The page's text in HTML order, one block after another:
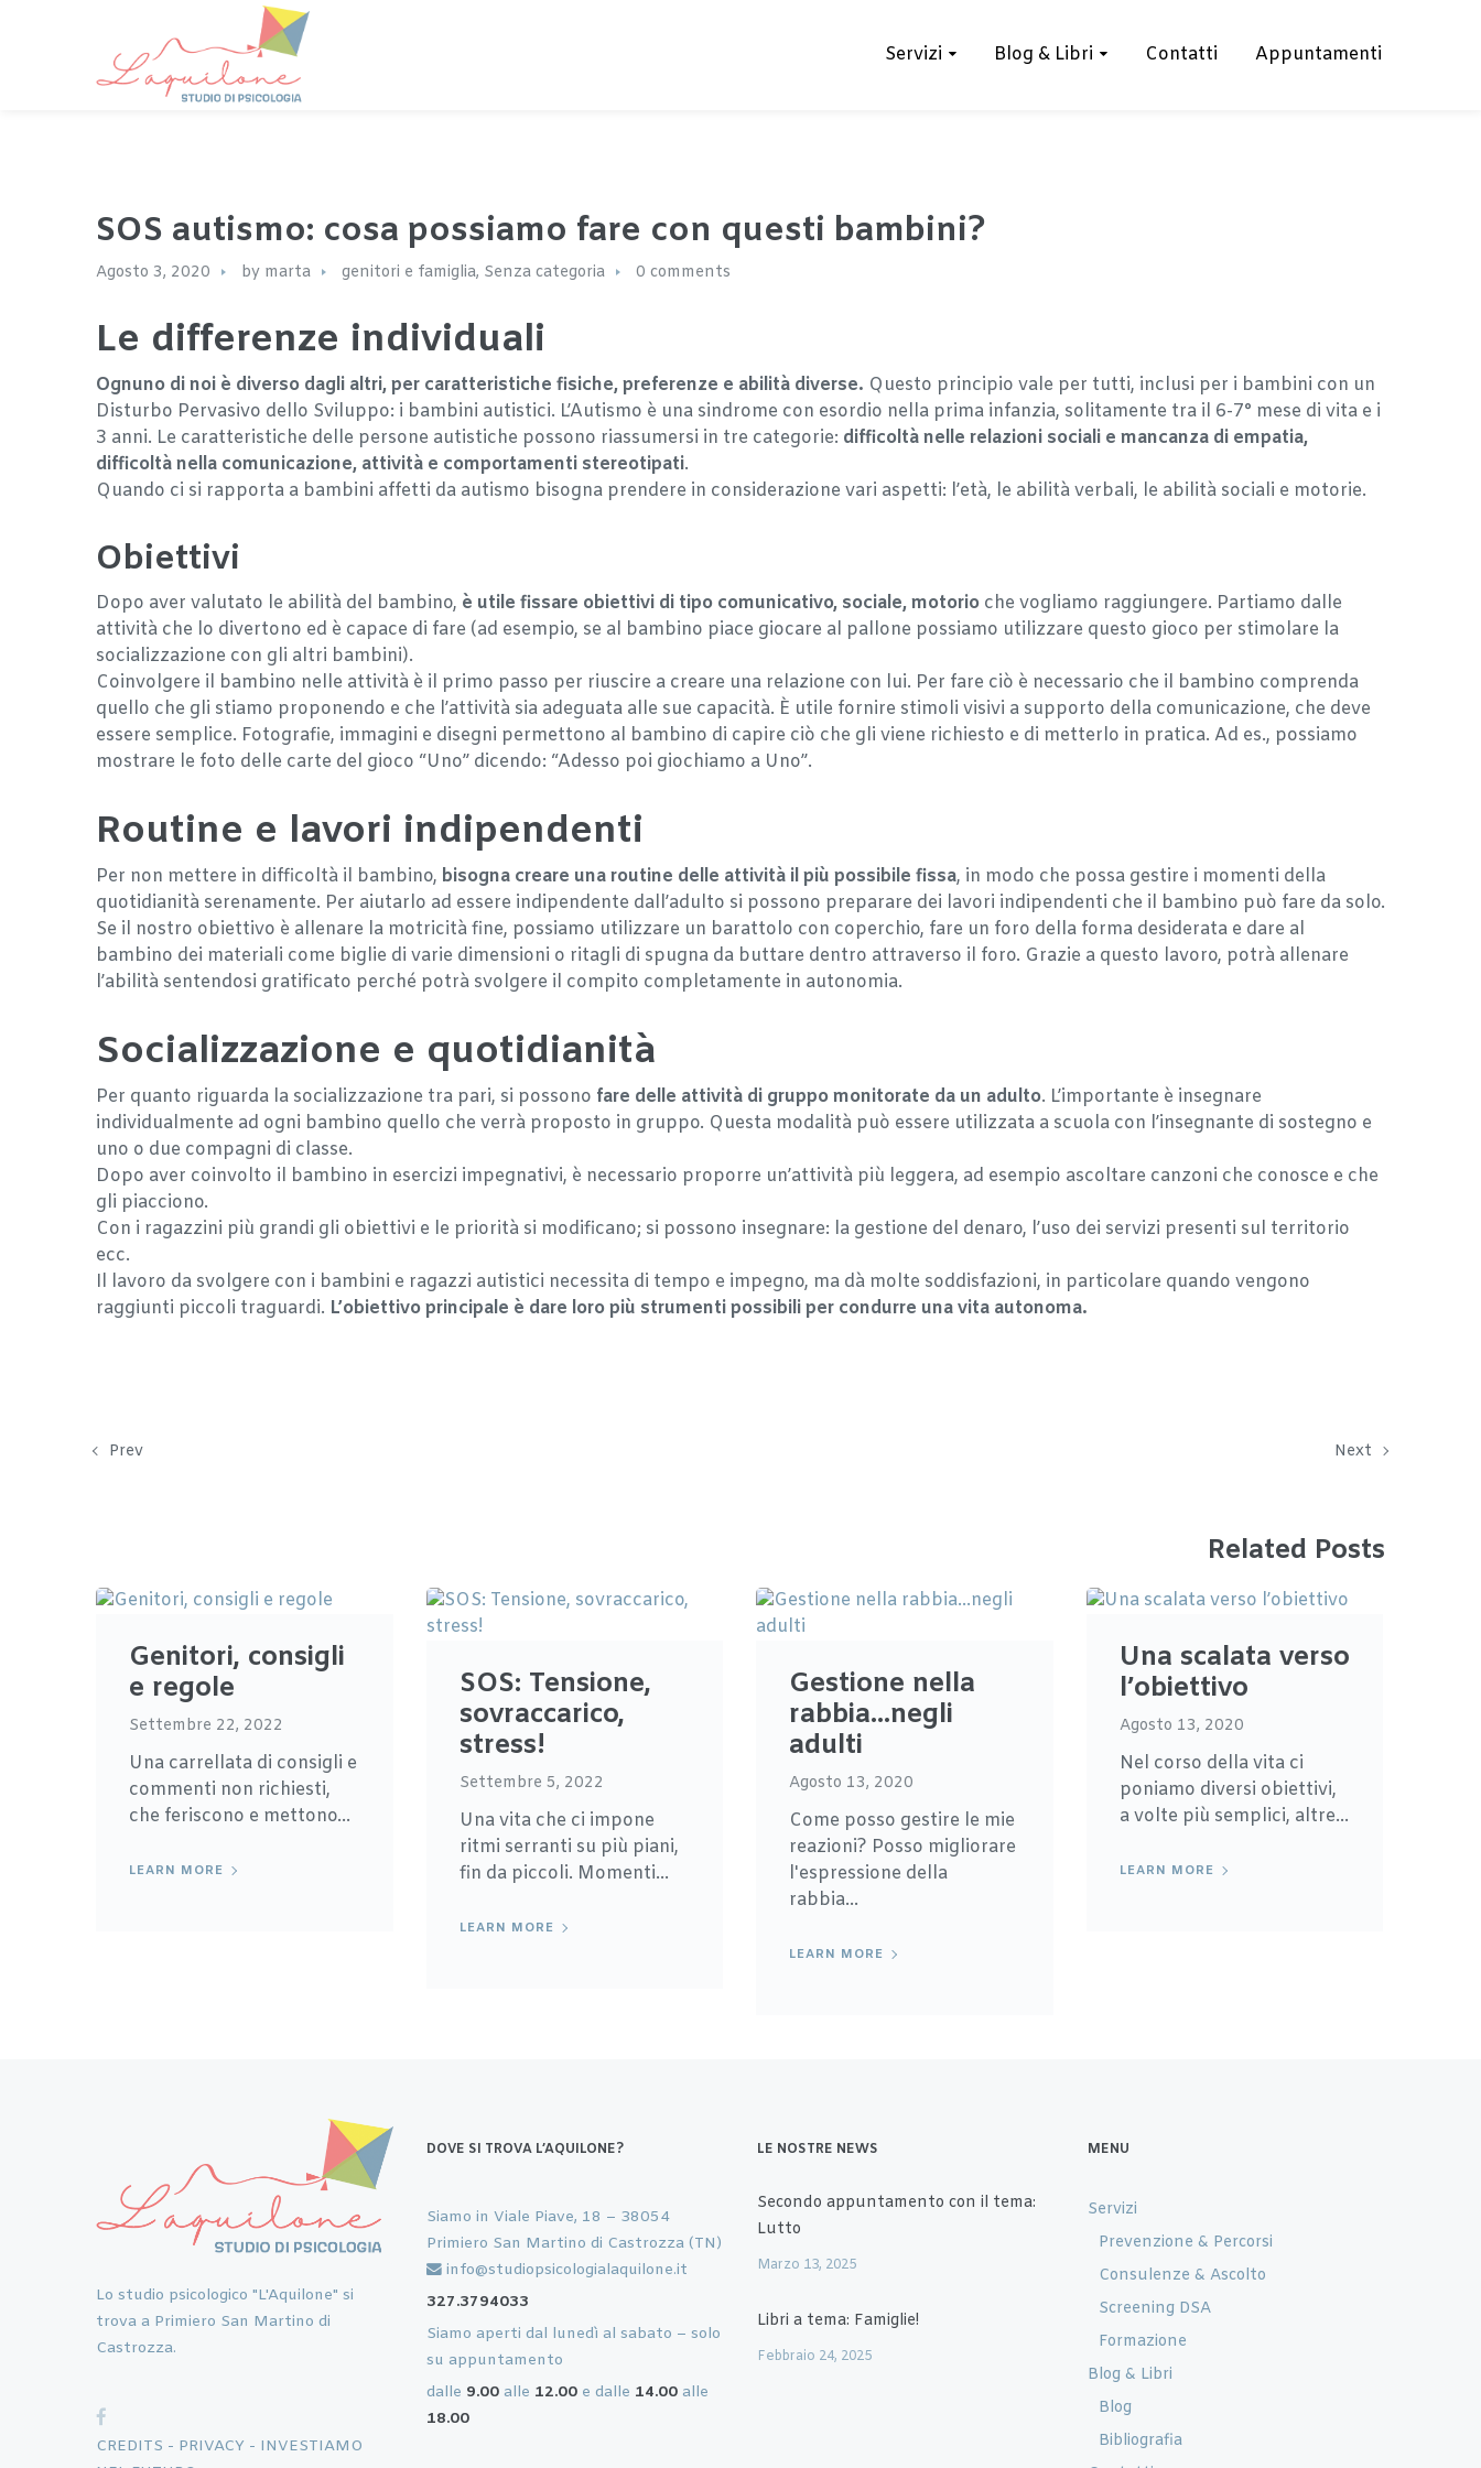
Servizi Blog & Libri Contatti Appuntamenti
SOS autismo: cosa possiamo fare con questi bambini?
Agosto 3, 2020 by marta genitori e famiglia, Senza categoria 0 comments
Le differenze individuali
Ognuno di noi è diverso dagli altri, per caratteristiche fisiche, preferenze e abilità diverse. Questo principio vale per tutti, inclusi per i bambini con un
Disturbo Pervasivo dello Sviluppo: i bambini autistici. L’Autismo è una sindrome con esordio nella prima infanzia, solitamente tra il 6-7° mese di vita e i
3 anni. Le caratteristiche delle persone autistiche possono riassumersi in tre categorie: difficoltà nelle relazioni sociali e mancanza di empatia,
difficoltà nella comunicazione, attività e comportamenti stereotipati.
Quando ci si rapporta a bambini affetti da autismo bisogna prendere in considerazione vari aspetti: l’età, le abilità verbali, le abilità sociali e motorie.
Obiettivi
Dopo aver valutato le abilità del bambino, è utile fissare obiettivi di tipo comunicativo, sociale, motorio che vogliamo raggiungere. Partiamo dalle
attività che lo divertono ed è capace di fare (ad esempio, se al bambino piace giocare al pallone possiamo utilizzare questo gioco per stimolare la
socializzazione con gli altri bambini).
Coinvolgere il bambino nelle attività è il primo passo per riuscire a creare una relazione con lui. Per fare ciò è necessario che il bambino comprenda
quello che gli stiamo proponendo e che l’attività sia adeguata alle sue capacità. È utile fornire stimoli visivi a supporto della comunicazione, che deve
essere semplice. Fotografie, immagini e disegni permettono al bambino di capire ciò che gli viene richiesto e di metterlo in pratica. Ad es., possiamo
mostrare le foto delle carte del gioco “Uno” dicendo: “Adesso poi giochiamo a Uno”.
Routine e lavori indipendenti
Per non mettere in difficoltà il bambino, bisogna creare una routine delle attività il più possibile fissa, in modo che possa gestire i momenti della
quotidianità serenamente. Per aiutarlo ad essere indipendente dall’adulto si possono preparare dei lavori indipendenti che il bambino può fare da solo.
Se il nostro obiettivo è allenare la motricità fine, possiamo utilizzare un barattolo con coperchio, fare un foro della forma desiderata e dare al
bambino dei materiali come biglie di varie dimensioni o ritagli di spugna da buttare dentro attraverso il foro. Grazie a questo lavoro, potrà allenare
l’abilità sentendosi gratificato perché potrà svolgere il compito completamente in autonomia.
Socializzazione e quotidianità
Per quanto riguarda la socializzazione tra pari, si possono fare delle attività di gruppo monitorate da un adulto. L’importante è insegnare
individualmente ad ogni bambino quello che verrà proposto in gruppo. Questa modalità può essere utilizzata a scuola con l’insegnante di sostegno e
uno o due compagni di classe.
Dopo aver coinvolto il bambino in esercizi impegnativi, è necessario proporre un’attività più leggera, ad esempio ascoltare canzoni che conosce e che
gli piacciono.
Con i ragazzini più grandi gli obiettivi e le priorità si modificano; si possono insegnare: la gestione del denaro, l’uso dei servizi presenti sul territorio
ecc.
Il lavoro da svolgere con i bambini e ragazzi autistici necessita di tempo e impegno, ma dà molte soddisfazioni, in particolare quando vengono
raggiunti piccoli traguardi. L’obiettivo principale è dare loro più strumenti possibili per condurre una vita autonoma.
Prev Next
Related Posts
Genitori, consigli
e regole
Settembre 22, 2022
Una carrellata di consigli e
commenti non richiesti,
che feriscono e mettono...
LEARN MORE
SOS: Tensione,
sovraccarico,
stress!
Settembre 5, 2022
Una vita che ci impone
ritmi serranti su più piani,
fin da piccoli. Momenti...
LEARN MORE
Gestione nella
rabbia…negli
adulti
Agosto 13, 2020
Come posso gestire le mie
reazioni? Posso migliorare
l'espressione della
rabbia...
LEARN MORE
Una scalata verso
l’obiettivo
Agosto 13, 2020
Nel corso della vita ci
poniamo diversi obiettivi,
a volte più semplici, altre...
LEARN MORE
Lo studio psicologico "L'Aquilone" si
trova a Primiero San Martino di
Castrozza.
CREDITS - PRIVACY - INVESTIAMO
DOVE SI TROVA L’AQUILONE?
Siamo in Viale Piave, 18 – 38054
Primiero San Martino di Castrozza (TN)
info@studiopsicologialaquilone.it
327.3794033
Siamo aperti dal lunedì al sabato – solo
su appuntamento
dalle 9.00 alle 12.00 e dalle 14.00 alle
18.00
LE NOSTRE NEWS
Secondo appuntamento con il tema:
Lutto
Marzo 13, 2025
Libri a tema: Famiglie!
Febbraio 24, 2025
MENU
Servizi
Prevenzione & Percorsi
Consulenze & Ascolto
Screening DSA
Formazione
Blog & Libri
Blog
Bibliografia